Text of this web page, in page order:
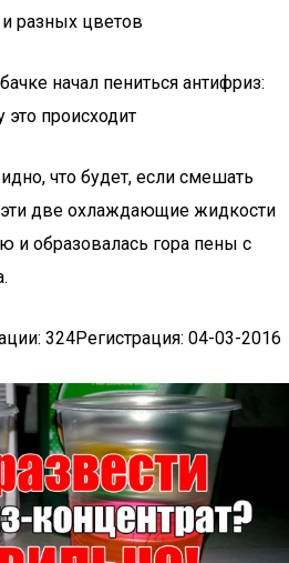
разных цветов
начал пениться антифриз:
это происходит
что будет, если смешать
эти две охлаждающие жидкости
и образовалась гора пены с
324Регистрация: 04-03-2016